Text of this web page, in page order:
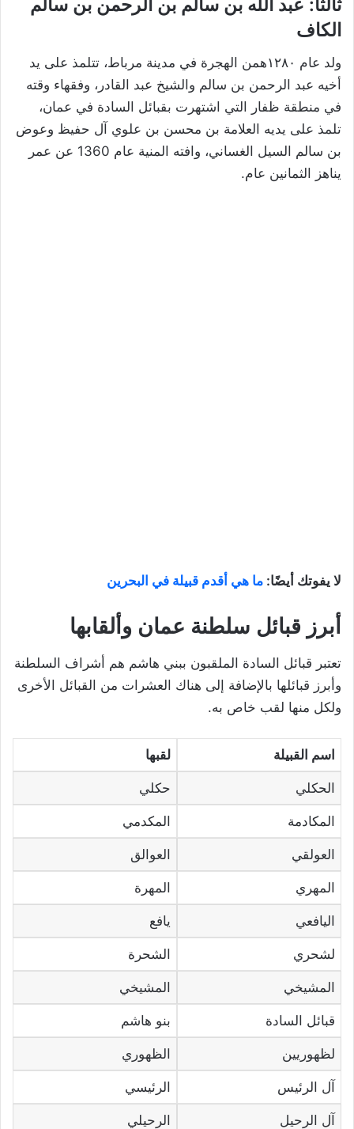
ثالثًا: عبد الله بن سالم بن الرحمن بن سالم
الكاف
ولد عام ١٢٨٠همن الهجرة في مدينة مرباط، تتلمذ على يد
أخيه عبد الرحمن بن سالم والشيخ عبد القادر، وفقهاء وقته
في منطقة ظفار التي اشتهرت بقبائل السادة في عمان،
تلمذ على يديه العلامة بن محسن بن علوي آل حفيظ وعوض
بن سالم السيل الغساني، وافته المنية عام 1360 عن عمر
يناهز الثمانين عام.
لا يفوتك أيضًا: ما هي أقدم قبيلة في البحرين
أبرز قبائل سلطنة عمان وألقابها
تعتبر قبائل السادة الملقبون ببني هاشم هم أشراف السلطنة
وأبرز قبائلها بالإضافة إلى هناك العشرات من القبائل الأخرى
ولكل منها لقب خاص به.
اسم القبيلة لقبها
الحكلي حكلي
المكادمة المكدمي
العولقي العوالق
المهري المهرة
اليافعي يافع
لشحري الشحرة
المشيخي المشيخي
قبائل السادة بنو هاشم
لظهوريين الظهوري
آل الرئيس الرئيسي
آل الرحيل الرحيلي